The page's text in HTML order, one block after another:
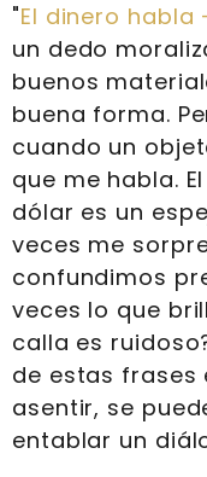
"El dinero habla
un dedo
buenos
buena forma.
cuando un
que me habla.
dólar es un
veces me
confundimos
veces lo que
calla es
de estas frases
asentir, se
entablar un